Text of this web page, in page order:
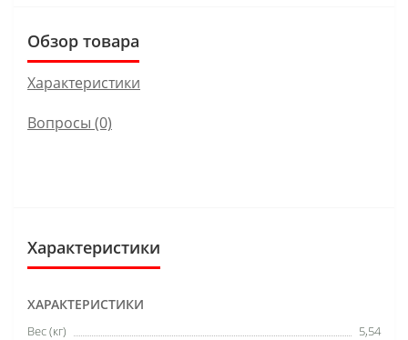
Обзор товара
Характеристики
Вопросы (0)
Характеристики
ХАРАКТЕРИСТИКИ
Вес (кг)
5,54